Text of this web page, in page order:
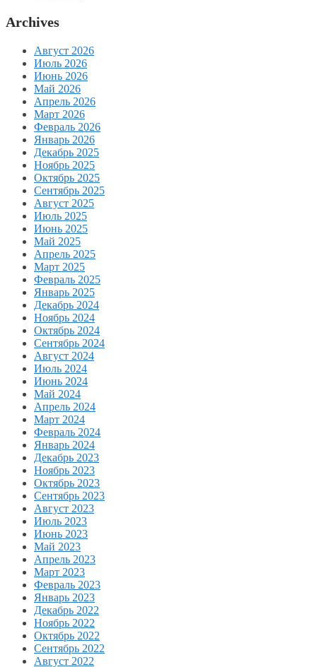
Archives
Август 2026
Июль 2026
Июнь 2026
Май 2026
Апрель 2026
Март 2026
Февраль 2026
Январь 2026
Декабрь 2025
Ноябрь 2025
Октябрь 2025
Сентябрь 2025
Август 2025
Июль 2025
Июнь 2025
Май 2025
Апрель 2025
Март 2025
Февраль 2025
Январь 2025
Декабрь 2024
Ноябрь 2024
Октябрь 2024
Сентябрь 2024
Август 2024
Июль 2024
Июнь 2024
Май 2024
Апрель 2024
Март 2024
Февраль 2024
Январь 2024
Декабрь 2023
Ноябрь 2023
Октябрь 2023
Сентябрь 2023
Август 2023
Июль 2023
Июнь 2023
Май 2023
Апрель 2023
Март 2023
Февраль 2023
Январь 2023
Декабрь 2022
Ноябрь 2022
Октябрь 2022
Сентябрь 2022
Август 2022